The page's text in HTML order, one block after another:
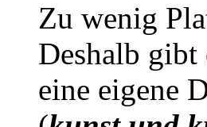
Zu wenig
Deshalb gibt
eine eigene